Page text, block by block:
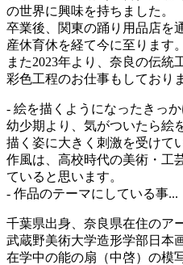
の世界に興味を持ちました。
卒業後、関東の踊り用品店を
産休育休を経て今に至ります。
また2023年より、奈良の伝統
彩色工程のお仕事もしており
- 絵を描くようになったきっか
幼少期より、気がついたら絵
描く姿に大きく刺激を受けて
作風は、高校時代の美術・工
ていると思います。
- 作品のテーマにしている事...
千葉県出身、奈良県在住のア
武蔵野美術大学造形学部日本
在学中の能の扇（中啓）の模